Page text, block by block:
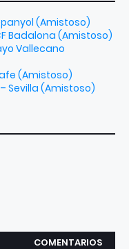
(Amistoso)
Badalona (Amistoso)
Vallecano
(Amistoso)
Sevilla (Amistoso)
COMENTARIOS